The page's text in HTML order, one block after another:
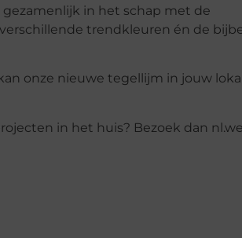
in het schap met de
trendkleuren én de
onze nieuwe tegellijm in jouw
in het huis? Bezoek dan